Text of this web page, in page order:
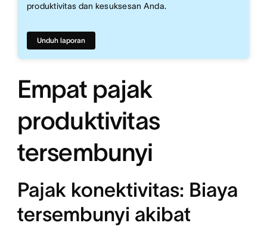
produktivitas dan kesuksesan Anda.
Unduh laporan
Empat pajak
produktivitas
tersembunyi
Pajak konektivitas: Biaya
tersembunyi akibat